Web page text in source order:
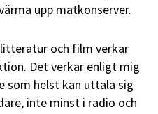
upp matkonserver.
och film verkar
Det verkar enligt mig
som helst kan uttala sig
inte minst i radio och